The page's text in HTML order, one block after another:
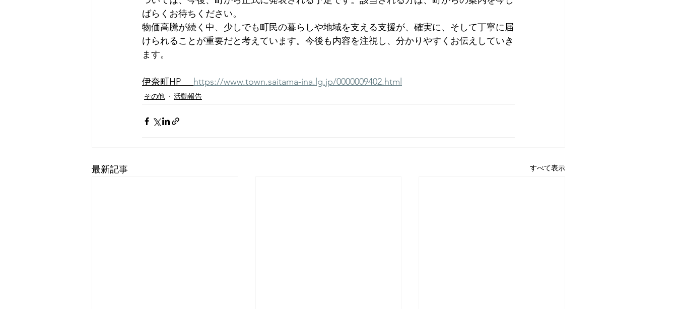
ばらくお待ちください。
物価高騰が続く中、少しでも町民の暮らしや地域を支える支援が、確実に、そして丁寧に届
けられることが重要だと考えています。今後も内容を注視し、分かりやすくお伝えしていき
ます。
伊奈町HP https://www.town.saitama-ina.lg.jp/0000009402.html
その他 活動報告
最新記事 すべて表示